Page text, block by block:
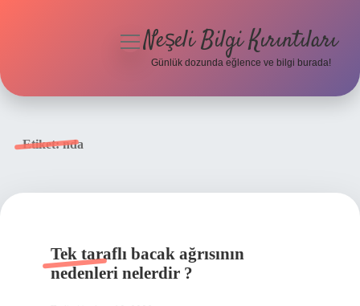
menüyüNeşeli Bilgi Kırıntıları
Günlük dozunda eğlence ve bilgi burada!
Etiket:nda
Tek taraflı bacak ağrısının
nedenleri nelerdir ?